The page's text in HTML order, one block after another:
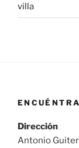
villa
Dirección
Antonio